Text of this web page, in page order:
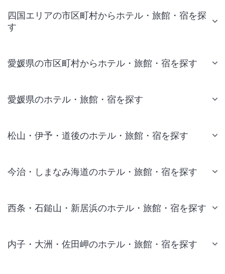
四国エリアの市区町村からホテル・旅館・宿を探
す
愛媛県の市区町村からホテル・旅館・宿を探す
愛媛県のホテル・旅館・宿を探す
松山・伊予・道後のホテル・旅館・宿を探す
今治・しまなみ海道のホテル・旅館・宿を探す
西条・石鎚山・新居浜のホテル・旅館・宿を探す
内子・大洲・佐田岬のホテル・旅館・宿を探す